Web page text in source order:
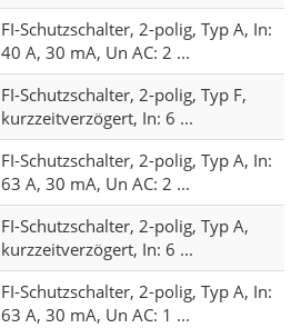
FI-Schutzschalter, 2-polig, Typ A, In:
40 A, 30 mA, Un AC: 2 ...
FI-Schutzschalter, 2-polig, Typ F,
kurzzeitverzögert, In: 6 ...
FI-Schutzschalter, 2-polig, Typ A, In:
63 A, 30 mA, Un AC: 2 ...
FI-Schutzschalter, 2-polig, Typ A,
kurzzeitverzögert, In: 6 ...
FI-Schutzschalter, 2-polig, Typ A, In:
63 A, 30 mA, Un AC: 1 ...